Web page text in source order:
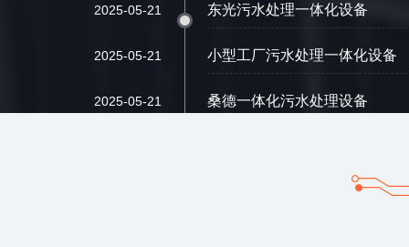
2025-05-21 东光污水处理一体化设备
2025-05-21 小型工厂污水处理一体化设备
2025-05-21 桑德一体化污水处理设备